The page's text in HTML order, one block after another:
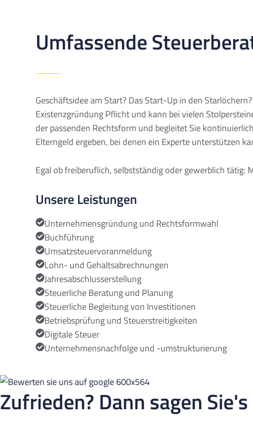
Umfassende
Geschäftsidee am Start? Das Start-Up in den
Existenzgründung Pflicht und kann bei vielen
der passenden Rechtsform und begleitet Sie
Elterngeld ergeben, bei denen ein Experte unterstützen
Egal ob freiberuflich, selbstständig oder gewerblich
Unsere Leistungen
Unternehmensgründung und Rechtsformwahl
Buchführung
Umsatzsteuer­voranmeldung
Lohn- und Gehaltsabrechnungen
Jahresabschlusserstellung
Steuerliche Beratung und Planung
Steuerliche Begleitung von Investitionen
Betriebsprüfung und Steuerstreitigkeiten
Digitale Steuer
Unternehmensnachfolge und -umstrukturierung
Zufrieden? Dann sagen